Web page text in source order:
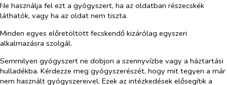
Ne használja fel ezt a gyógyszert, ha az oldatban részecskék
láthatók, vagy ha az oldat nem tiszta.
Minden egyes előretöltött fecskendő kizárólag egyszeri
alkalmazásra szolgál.
Semmilyen gyógyszert ne dobjon a szennyvízbe vagy a háztartási
hulladékba. Kérdezze meg gyógyszerészét, hogy mit tegyen a már
nem használt gyógyszereivel. Ezek az intézkedések elősegítik a